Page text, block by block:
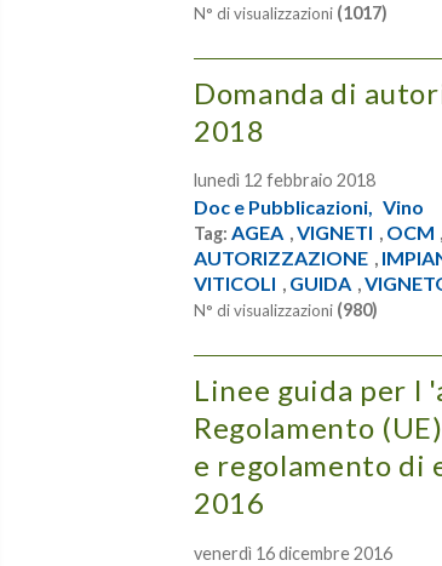
N° di visualizzazioni (1017)
Domanda di
2018
lunedì 12 febbraio 2018
Doc e Pubblicazioni, Vino
Tag: AGEA ,VIGNETI , OCM
AUTORIZZAZIONE ,
VITICOLI , GUIDA ,
N° di visualizzazioni (980)
Linee guida per l
Regolamento
e regolamento di
2016
venerdì 16 dicembre 2016